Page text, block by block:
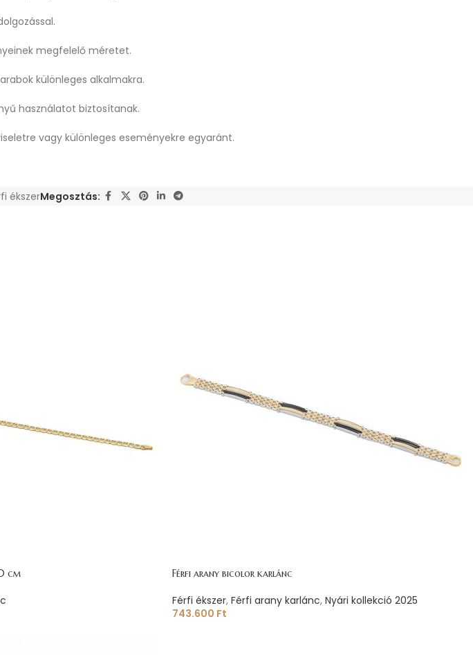
megfelelő méretet.
különleges alkalmakra.
használatot biztosítanak.
vagy különleges eseményekre egyaránt.
ékszerMegosztás:
cm Férfi arany bicolor karlánc
Férfi ékszer, Férfi arany karlánc, Nyári kollekció 2025
743.600 Ft